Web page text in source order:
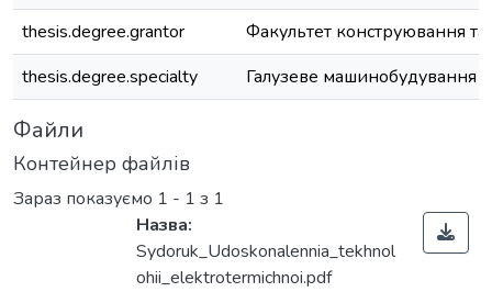
thesis.degree.grantor
Факультет конструювання
thesis.degree.specialty
Галузеве машинобудування
Файли
Контейнер файлів
Зараз показуємо 1 - 1 з 1
Назва:
Sydoruk_Udoskonalennia_tekhnol
ohii_elektrotermichnoi.pdf